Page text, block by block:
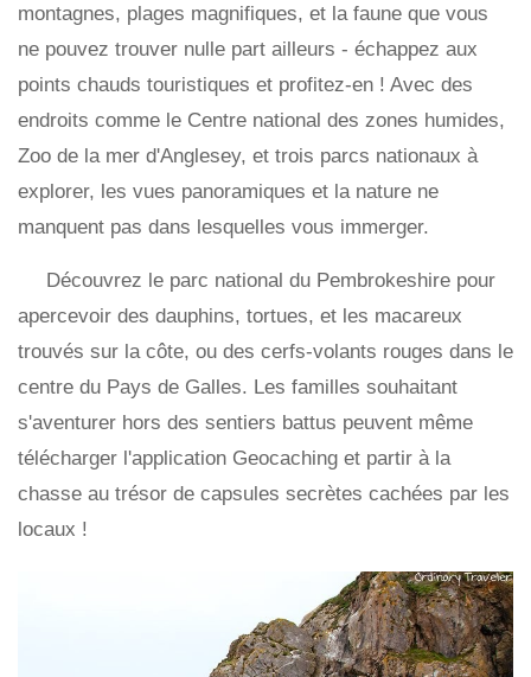
montagnes, plages magnifiques, et la faune que vous
ne pouvez trouver nulle part ailleurs - échappez aux
points chauds touristiques et profitez-en ! Avec des
endroits comme le Centre national des zones humides,
Zoo de la mer d'Anglesey, et trois parcs nationaux à
explorer, les vues panoramiques et la nature ne
manquent pas dans lesquelles vous immerger.
Découvrez le parc national du Pembrokeshire pour
apercevoir des dauphins, tortues, et les macareux
trouvés sur la côte, ou des cerfs-volants rouges dans le
centre du Pays de Galles. Les familles souhaitant
s'aventurer hors des sentiers battus peuvent même
télécharger l'application Geocaching et partir à la
chasse au trésor de capsules secrètes cachées par les
locaux !